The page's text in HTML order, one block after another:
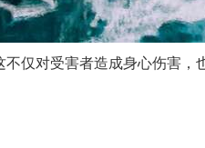
仅对受害者造成身心伤害，